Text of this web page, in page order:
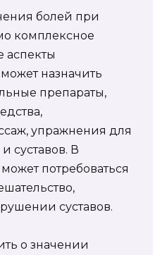
болей при
комплексное
аспекты
назначить
препараты,
упражнения для
суставов. В
потребоваться
суставов.
о значении